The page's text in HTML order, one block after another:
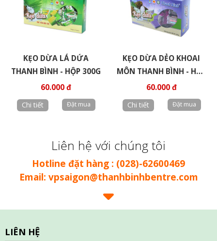
KẸO DỪA LÁ DỨA
THANH BÌNH - HỘP 300G
60.000 đ
Chi tiết
KẸO DỪA DẺO KHOAI
MÔN THANH BÌNH - HỘP
250G
60.000 đ
Chi tiết
Liên hệ với chúng tôi
Hotline đặt hàng : (028)-62600469
Email: vpsaigon@thanhbinhbentre.com
LIÊN HỆ